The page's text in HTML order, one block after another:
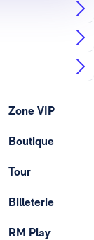
Zone VIP
Boutique
Tour
Billeterie
RM Play